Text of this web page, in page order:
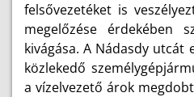
felsővezetéket is
megelőzése érdekében
kivágása. A Nádasdy
közlekedő
a vízelvezető árok